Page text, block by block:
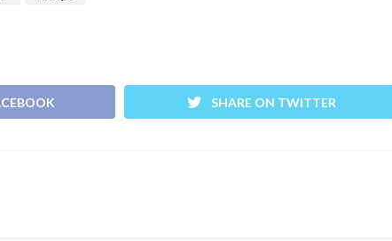
SHARE ON TWITTER